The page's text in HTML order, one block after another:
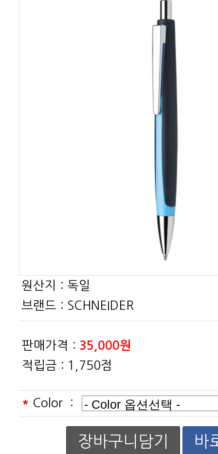
원산지 : 독일
브랜드 : SCHNEIDER
판매가격 : 35,000원
적립금 : 1,750점
* Color :
장바구니담기 바